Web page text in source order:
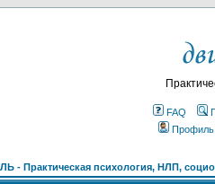
FAQ
Профиль
- Практическая психология, НЛП,